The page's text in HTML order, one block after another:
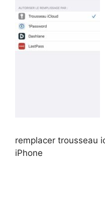
remplacer trousseau
iPhone